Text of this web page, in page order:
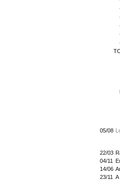
05/08
22/03
04/11
14/06
23/11 A